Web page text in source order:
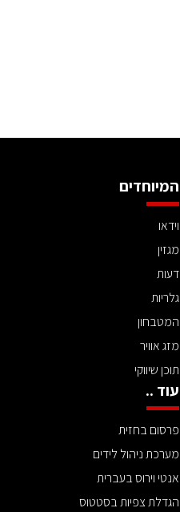
המיוחדים
וידאו
מגזין
דעות
גלריות
המטבחון
מזג אוויר
תוכן שיווקי
עוד ..
פרסום בחזית
מערכת ניהול לידים
אנטי וירוס בעברית
הגדלת צפיות בסטטוס